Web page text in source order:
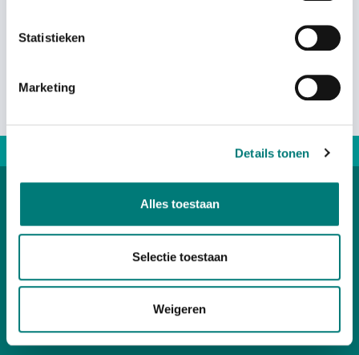
Statistieken
Marketing
Details tonen
Alles toestaan
Selectie toestaan
Weigeren
Direct advice: +31167 521228